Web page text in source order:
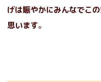
げは賑やかにみんなでこ
思います。